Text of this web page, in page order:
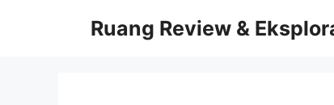
Ruang Review &